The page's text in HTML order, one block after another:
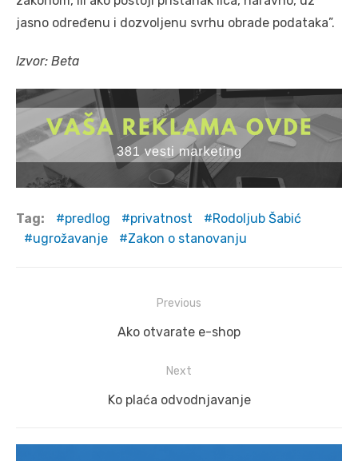
jаsno određenu i dozvoljenu svrhu obrаde podаtаkа”.
Izvor: Beta
Tag: predlog privatnost
Rodoljub Šabić
ugrožavanje
Zakon o stanovanju
Previous
Previous
Ako otvarate e-shop
Next
Next
Ko plaća odvodnjavanje